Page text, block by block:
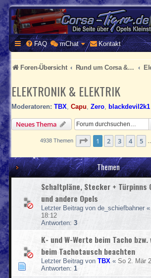
CORSA-TIGRA.DE
Homepage und Forum rund um Opel Corsa und
FAQ mChat Kontakt
Foren-Übersicht Rund um Corsa & Tigra
ELEKTRONIK & ELEKTRIK
Moderatoren: TBX Capu Zero blackdevil2k1
Neues Thema
4938 Themen Seite 1von 247
1 2 3 4 5
Themen
Schaltpläne, Stecker + Türpinns
und andere Opels
Letzter Beitrag von de_schiefbahner «
18:12
Antworten: 3
K- und W-Werte beim Tacho
beim Tachotausch beachten
Letzter Beitrag von TBX « So 2. Mär
Antworten: 1